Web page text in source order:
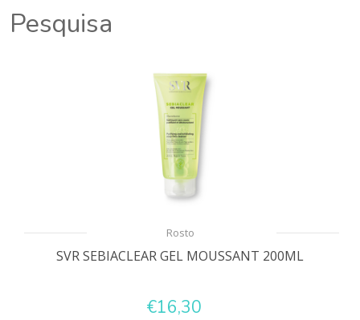
Pesquisa
Rosto
SVR SEBIACLEAR GEL MOUSSANT 200ML
€16,30